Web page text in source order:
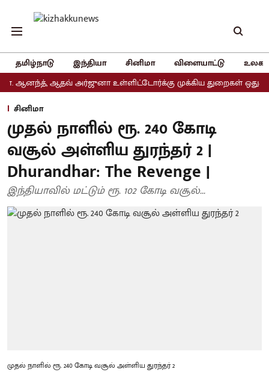
தமிழ்நாடு இந்தியா சினிமா விளையாட்டு
ஆதவ் அர்ஜுனா உள்ளிட்டோர்க்கு முக்கிய துறைகள் ஒதுக்கீடு
சினிமா
முதல் நாளில் ரூ. 240 கோடி
வசூல் அள்ளிய துரந்தர் 2 |
Dhurandhar: The Revenge |
இந்தியாவில் மட்டும் ரூ. 102 கோடி வசூல்...
முதல் நாளில் ரூ. 240 கோடி வசூல் அள்ளிய துரந்தர் 2